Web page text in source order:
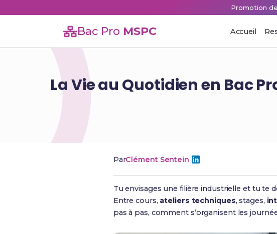
Promotion de
Bac Pro MSPC Accueil
La Vie au Quotidien en Bac
ParClément Sentein
Tu envisages une filière industrielle et tu te
Entre cours, ateliers techniques, stages,
pas à pas, comment s’organisent les